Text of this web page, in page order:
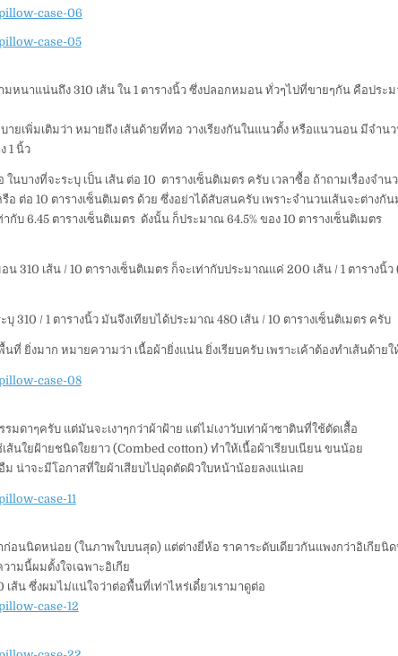
มหนาแน่นถึง 310 เส้น ใน 1 ตารางนิ้ว ซึ่งปลอกหมอน ทั่วๆไปที่ขายๆกัน คือประ
ยเพิ่มเติมว่า หมายถึง เส้นด้ายที่ทอ วางเรียงกันในแนวตั้ง หรือแนวนอน มีจำนว
1 นิ้ว
นบางที่จะระบุ เป็น เส้น ต่อ 10 ตารางเซ็นติเมตร ครับ เวลาซื้อ ถ้าถามเรื่องจำน
รือ ต่อ 10 ตารางเซ็นติเมตร ด้วย ซึ่งอย่าได้สับสนครับ เพราะจำนวนเส้นจะต่างกัน
ากับ 6.45 ตารางเซ็นติเมตร ดังนั้น ก็ประมาณ 64.5% ของ 10 ตารางเซ็นติเมตร
310 เส้น / 10 ตารางเซ็นติเมตร ก็จะเท่ากับประมาณแค่ 200 เส้น / 1 ตารางนิ้ว
310 / 1 ตารางนิ้ว มันจึงเทียบได้ประมาณ 480 เส้น / 10 ตารางเซ็นติเมตร ครับ
ที่ ยิ่งมาก หมายความว่า เนื้อผ้ายิ่งแน่น ยิ่งเรียบครับ เพราะเค้าต้องทำเส้นด้าย
มดาๆครับ แต่มันจะเงาๆกว่าผ้าฝ้าย แต่ไม่เงาวับเท่าผ้าซาตินที่ใช้ตัดเสื้อ
เส้นใยฝ้ายชนิดใยยาว (Combed cotton) ทำให้เนื้อผ้าเรียบเนียน ขนน้อย
ม น่าจะมีโอกาสที่ใยผ้าเสียบไปอุดตัดผิวใบหน้าน้อยลงแน่เลย
ก่อนนิดหน่อย (ในภาพใบบนสุด) แต่ต่างยี่ห้อ ราคาระดับเดียวกันแพงกว่าอิเกียนิ
ามนี้ผมตั้งใจเฉพาะอิเกีย
เส้น ซึ่งผมไม่แน่ใจว่าต่อพื้นที่เท่าไหร่เดี๋ยวเรามาดูต่อ